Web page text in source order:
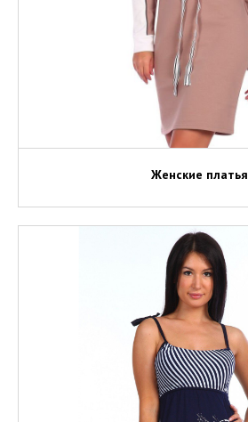
Женские платья